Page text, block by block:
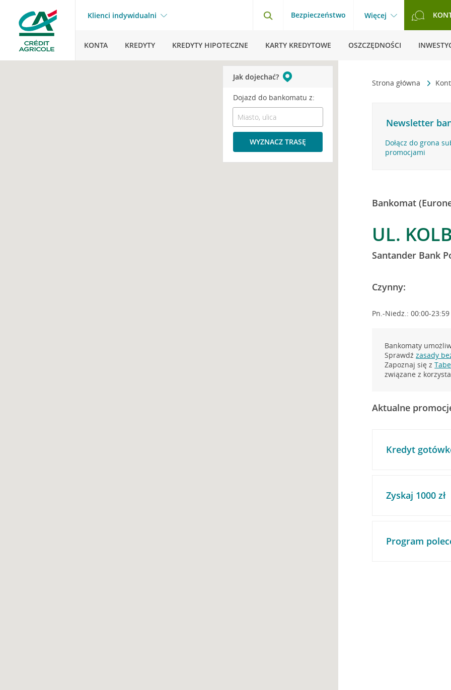
Klienci indywidualni Bezpieczeństwo Więcej
KONTA KREDYTY KREDYTY HIPOTECZNE KARTY KREDYTOWE OSZCZĘDNOŚCI
Strona główna
Newsletter
Dołącz do grona
promocjami
Bankomat
UL.
Santander Bank
Czynny:
Pn.-Niedz.: 00:00-23:59
Bankomaty
Sprawdźzasady
Zapoznaj się z
związane z
Aktualne
Kredyt
Zyskaj 1000 zł
Program
Jak dojechać?
Dojazd do bankomatu z:
WYZNACZ TRASĘ